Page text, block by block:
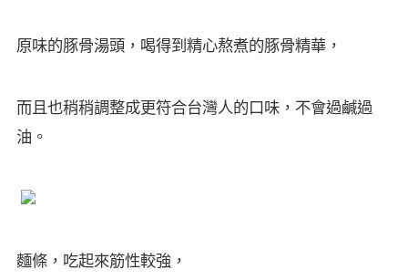
原味的豚骨湯頭，喝得到精心熬煮的豚骨精華，
而且也稍稍調整成更符合台灣人的口味，不會過鹹過
油。
麵條，吃起來筋性較強，